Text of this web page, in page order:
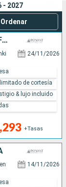
- 2027
Ordenar
SUECIA, POLONIA, LETONIA, ESTONIA, FINLANDIA
24/11/2026
+Tasas
de cortesía
& lujo incluido
14/11/2026